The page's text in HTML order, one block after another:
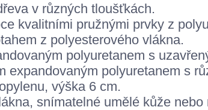
v různých tloušťkách.
kvalitními pružnými prvky z
z polyesterového vlákna.
polyuretanem s
expandovaným polyuretanem s
výška 6 cm.
snímatelné umělé kůže